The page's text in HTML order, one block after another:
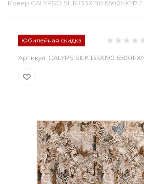
Ковер CALYPSO SILK 133X190 65001-XN7
Юбилейная скидка
Артикул: CALYPS.SILK 133X190 65001-